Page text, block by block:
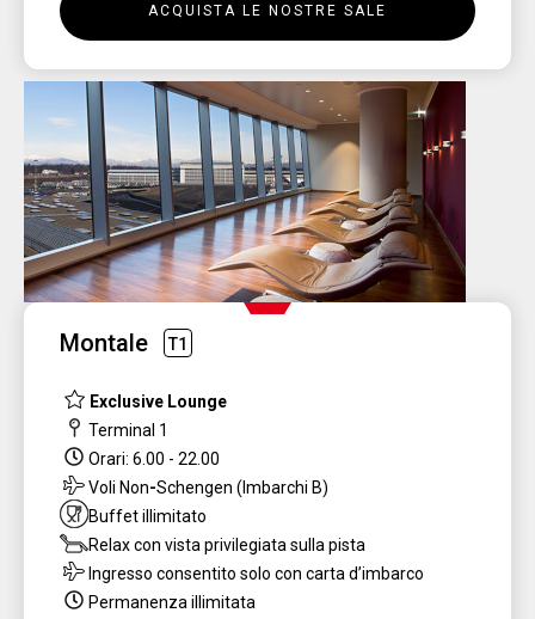
ACQUISTA LE NOSTRE SALE
Montale T1
Exclusive Lounge
Terminal 1
Orari: 6.00 - 22.00
Voli Non-Schengen (Imbarchi B)
Buffet illimitato
Relax con vista privilegiata sulla pista
Ingresso consentito solo con carta d’imbarco
Permanenza illimitata